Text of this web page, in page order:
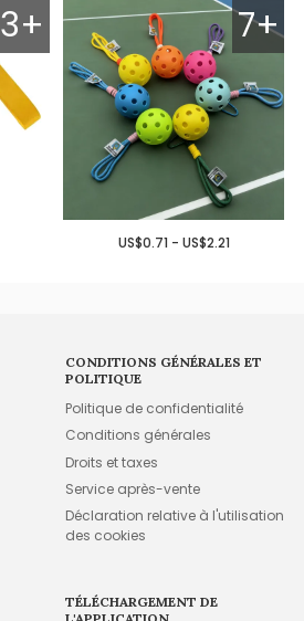
3+ 7+
US$0.71 - US$2.21
CONDITIONS GÉNÉRALES ET
POLITIQUE
Politique de confidentialité
Conditions générales
Droits et taxes
Service après-vente
Déclaration relative à l'utilisation
des cookies
TÉLÉCHARGEMENT DE